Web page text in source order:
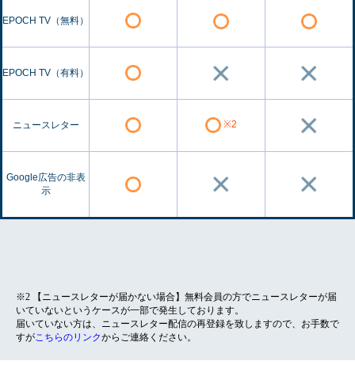
EPOCH TV（無料）
EPOCH TV（有料）
ニュースレター ※2
Google広告の非表
示
※2 【ニュースレターが届かない場合】無料会員の方でニュースレターが届
いていないというケースが一部で発生しております。
届いていない方は、ニュースレター配信の再登録を致しますので、お手数で
すがこちらのリンクからご連絡ください。